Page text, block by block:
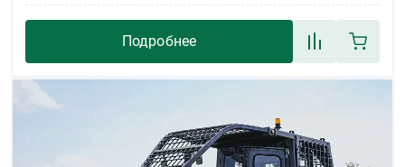
Подробнее